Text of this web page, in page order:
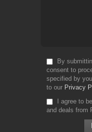
By
consent to
specified by
to our Privacy
I agree to
and deals from